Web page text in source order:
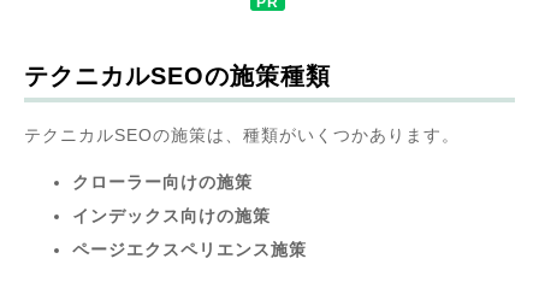
テクニカルSEOの施策種類
テクニカルSEOの施策は、種類がいくつかあります。
クローラー向けの施策
インデックス向けの施策
ページエクスペリエンス施策